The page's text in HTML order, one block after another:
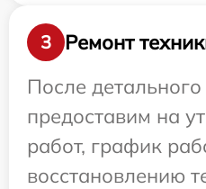
3
Ремонт
После
предоставим на
работ, график
восстановлению